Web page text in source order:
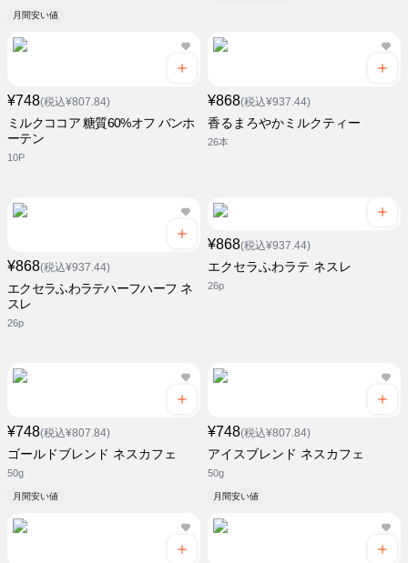
月間安い値
¥748(税込¥807.84)
ミルクココア 糖質60%オフ バンホ
ーテン
10P
¥868(税込¥937.44)
香るまろやかミルクティー
26本
¥868(税込¥937.44)
エクセラふわラテハーフハーフ ネ
スレ
26p
¥868(税込¥937.44)
エクセラふわラテ ネスレ
26p
¥748(税込¥807.84)
ゴールドブレンド ネスカフェ
50g
月間安い値
¥748(税込¥807.84)
アイスブレンド ネスカフェ
50g
月間安い値